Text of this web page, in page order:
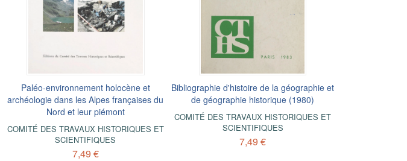
Paléo-environnement holocène et
archéologie dans les Alpes françaises du
Nord et leur piémont
COMITÉ DES TRAVAUX HISTORIQUES ET
SCIENTIFIQUES
7,49 €
Bibliographie d'histoire de la géographie et
de géographie historique (1980)
COMITÉ DES TRAVAUX HISTORIQUES ET
SCIENTIFIQUES
7,49 €